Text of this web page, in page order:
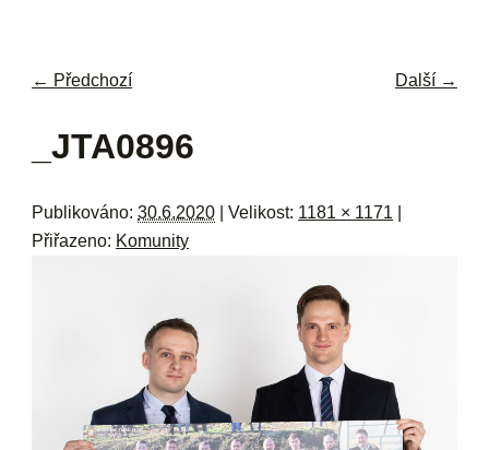
← Předchozí Další →
_JTA0896
Publikováno:30.6.2020 | Velikost: 1181 × 1171
Přiřazeno: Komunity